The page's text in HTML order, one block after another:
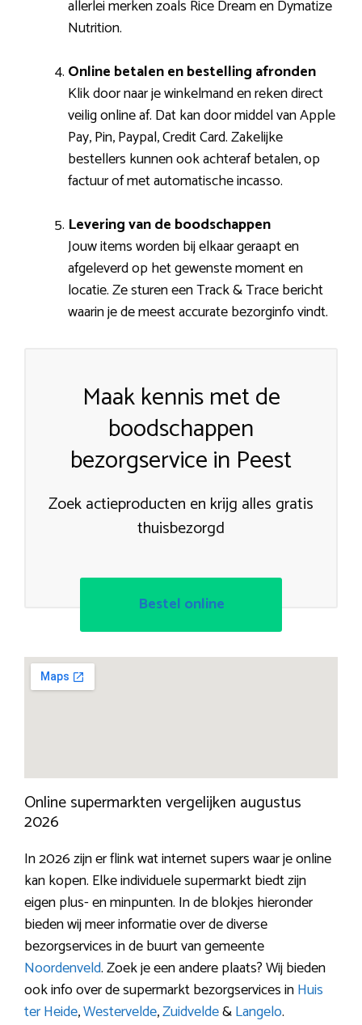
allerlei merken zoals Rice Dream en Dymatize
Nutrition.
Online betalen en bestelling afronden
Klik door naar je winkelmand en reken direct
veilig online af. Dat kan door middel van Apple
Pay, Pin, Paypal, Credit Card. Zakelijke
bestellers kunnen ook achteraf betalen, op
factuur of met automatische incasso.
Levering van de boodschappen
Jouw items worden bij elkaar geraapt en
afgeleverd op het gewenste moment en
locatie. Ze sturen een Track & Trace bericht
waarin je de meest accurate bezorginfo vindt.
Maak kennis met de
boodschappen
bezorgservice in Peest
Zoek actieproducten en krijg alles gratis
thuisbezorgd
Bestel online
Online supermarkten vergelijken augustus
2026
In 2026 zijn er flink wat internet supers waar je online
kan kopen. Elke individuele supermarkt biedt zijn
eigen plus- en minpunten. In de blokjes hieronder
bieden wij meer informatie over de diverse
bezorgservices in de buurt van gemeente
Noordenveld. Zoek je een andere plaats? Wij bieden
ook info over de supermarkt bezorgservices inHuis
ter Heide,Westervelde,Zuidvelde&Langelo.